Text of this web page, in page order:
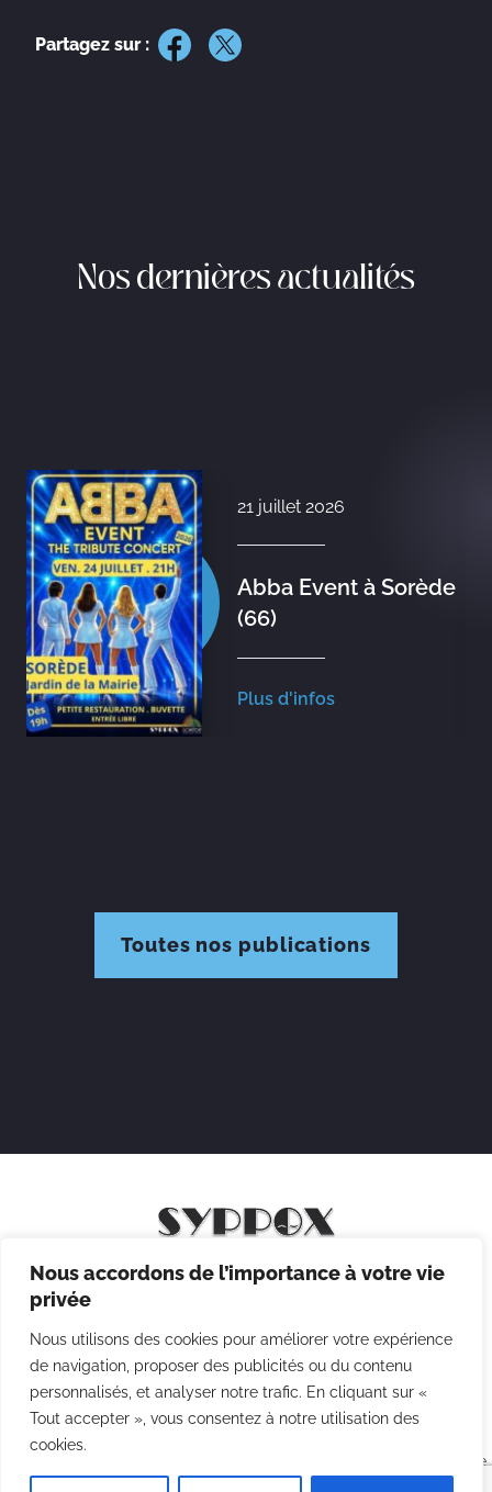
Nous accordons de l’importance à votre vie
privée
Nous utilisons des cookies pour améliorer votre expérience
de navigation, proposer des publicités ou du contenu
personnalisés, et analyser notre trafic. En cliquant sur «
Tout accepter », vous consentez à notre utilisation des
cookies.
Partagez sur :
Nos dernières actualités
21 juillet 2026
Abba Event à Sorède
(66)
Plus d'infos
Toutes nos publications
Mentions légales
Politique des cookies
CGV
Agence
Point Com